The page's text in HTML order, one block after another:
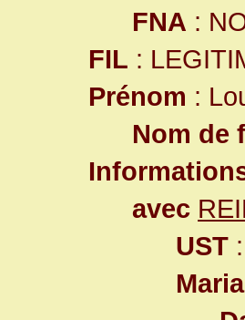
FNA :
FIL :
Prénom :
Nom de
avec
UST